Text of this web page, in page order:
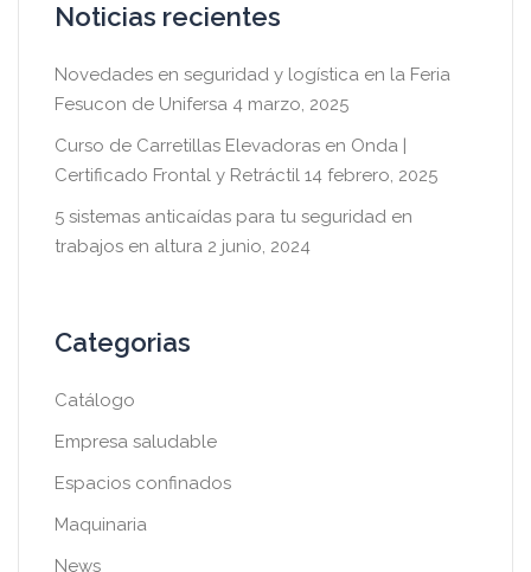
Noticias recientes
Novedades en seguridad y logística en la Feria
Fesucon de Unifersa 4 marzo, 2025
Curso de Carretillas Elevadoras en Onda |
Certificado Frontal y Retráctil 14 febrero, 2025
5 sistemas anticaídas para tu seguridad en
trabajos en altura 2 junio, 2024
Categorias
Catálogo
Empresa saludable
Espacios confinados
Maquinaria
News